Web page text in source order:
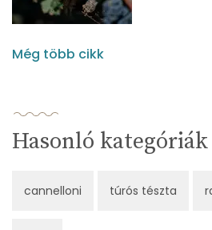
Még több cikk
Hasonló kategóriák
cannelloni túrós tészta